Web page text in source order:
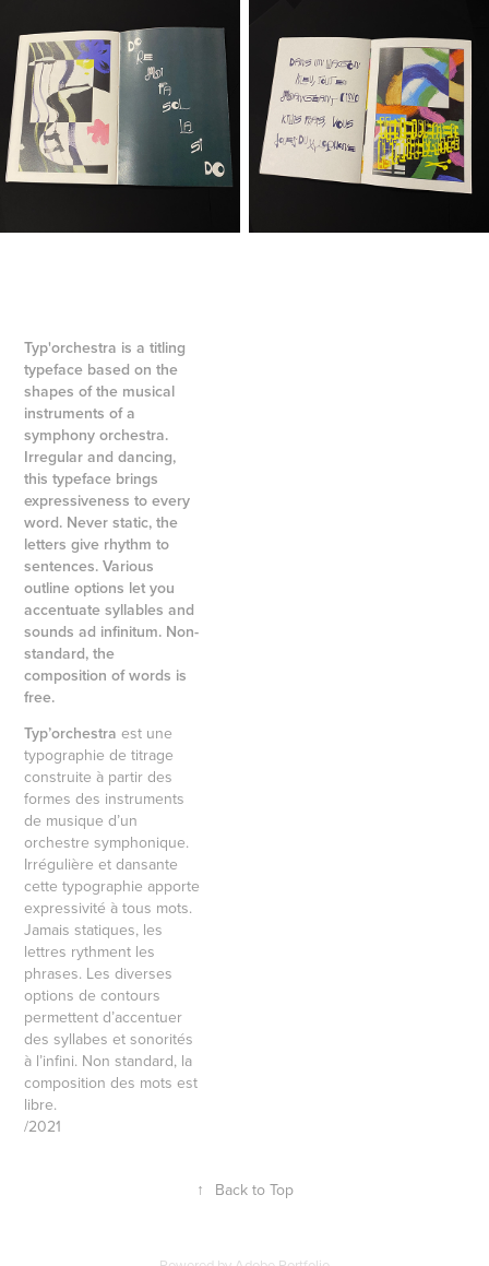
Typ'orchestra is a titling
typeface based on the
shapes of the musical
instruments of a
symphony orchestra.
Irregular and dancing,
this typeface brings
expressiveness to every
word. Never static, the
letters give rhythm to
sentences. Various
outline options let you
accentuate syllables and
sounds ad infinitum. Non-
standard, the
composition of words is
free.
Typ’orchestra est une
typographie de titrage
construite à partir des
formes des instruments
de musique d’un
orchestre symphonique.
Irrégulière et dansante
cette typographie apporte
expressivité à tous mots.
Jamais statiques, les
lettres rythment les
phrases. Les diverses
options de contours
permettent d’accentuer
des syllabes et sonorités
à l’infini. Non standard, la
composition des mots est
libre.
/2021
↑ Back to Top